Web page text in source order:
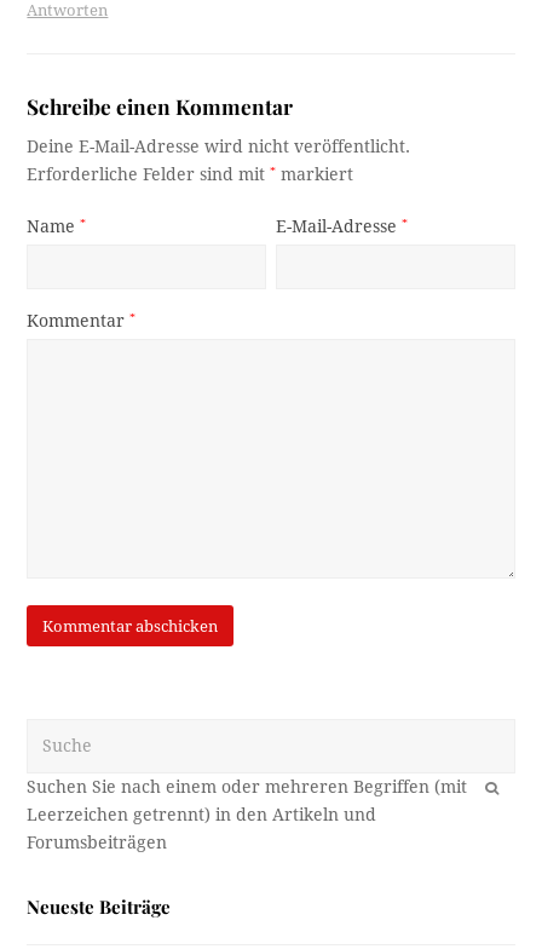
Antworten
Schreibe einen Kommentar
Deine E-Mail-Adresse wird nicht veröffentlicht.
Erforderliche Felder sind mit* markiert
Name* E-Mail-Adresse*
Kommentar*
OK
Neueste Beiträge